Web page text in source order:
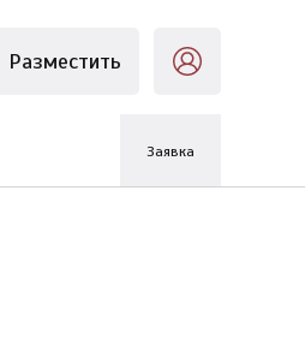
Разместить
Заявка